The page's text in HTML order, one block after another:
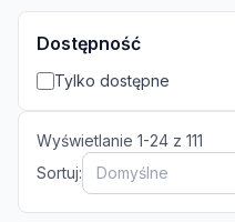
Dostępność
Tylko dostępne
Wyświetlanie 1-24 z 111
Sortuj:
Domyślne